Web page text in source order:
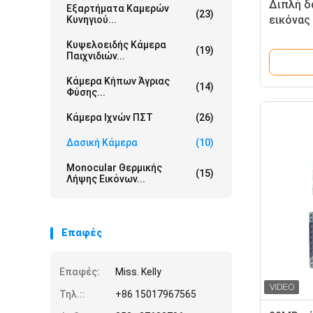
Εξαρτήματα Καμερών
Κυνηγιού...
(23)
Κυψελοειδής Κάμερα
Παιχνιδιών...
(19)
Κάμερα Κήπων Άγριας
Φύσης...
(14)
Κάμερα Ιχνών ΠΣΤ (26)
Δασική Κάμερα (10)
Monocular Θερμικής
Λήψης Εικόνων...
(15)
Επαφές
Επαφές:
Miss. Kelly
Τηλ.::
+86 15017967565
Διπλή